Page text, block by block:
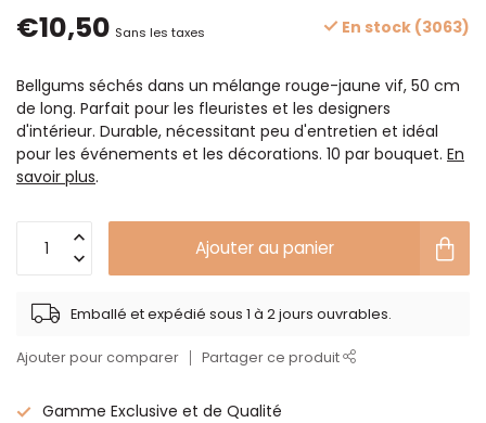
€10,50 Sans les taxes En stock (3063)
Bellgums séchés dans un mélange rouge-jaune vif, 50 cm
de long. Parfait pour les fleuristes et les designers
d'intérieur. Durable, nécessitant peu d'entretien et idéal
pour les événements et les décorations. 10 par bouquet. En
savoir plus.
Ajouter au panier
Emballé et expédié sous 1 à 2 jours ouvrables.
Ajouter pour comparer Partager ce produit
Gamme Exclusive et de Qualité